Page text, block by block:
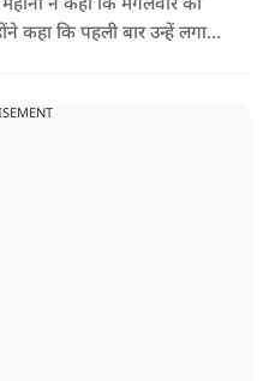
ने कहा कि मंगलवार की
कहा कि पहली बार उन्हें लगा